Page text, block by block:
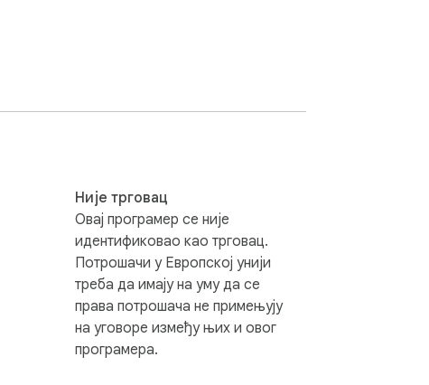
Није трговац
Овај програмер се није
идентификовао као трговац.
Потрошачи у Европској унији
треба да имају на уму да се
права потрошача не примењују
на уговоре између њих и овог
програмера.